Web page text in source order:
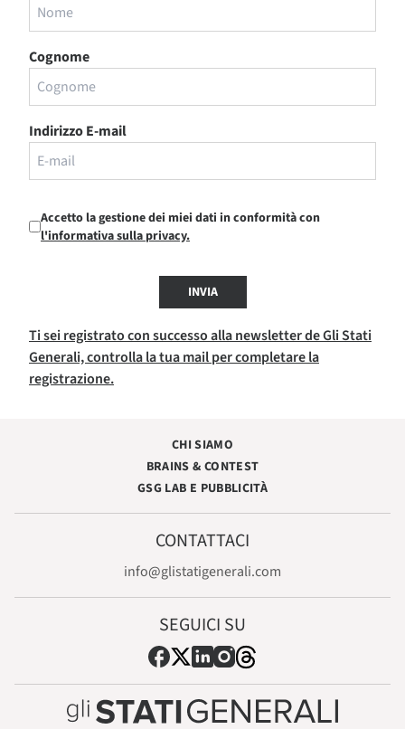
Cognome
Indirizzo E-mail
Accetto la gestione dei miei dati in conformità con
l'informativa sulla privacy.
INVIA
Ti sei registrato con successo alla newsletter de Gli Stati
Generali, controlla la tua mail per completare la
registrazione.
CHI SIAMO
BRAINS & CONTEST
GSG LAB E PUBBLICITÀ
CONTATTACI
info@glistatigenerali.com
SEGUICI SU